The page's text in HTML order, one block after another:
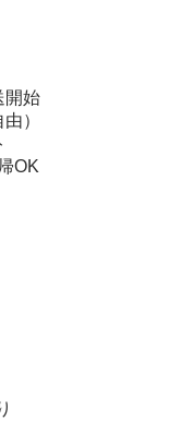
開始
）
OK